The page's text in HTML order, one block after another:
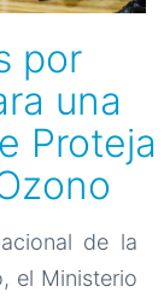
por
una
Proteja
de la
el Ministerio